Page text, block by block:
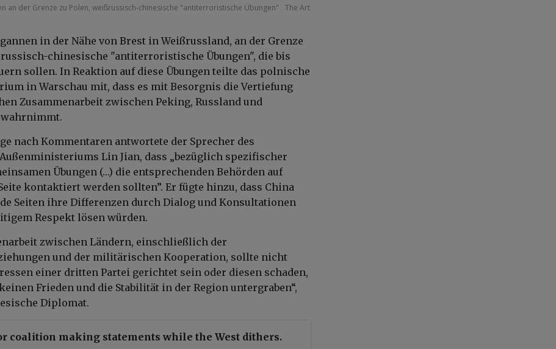
an der Grenze zu Polen, weißrussisch-chinesische "antiterroristische Übungen"
The Art
in der Nähe von Brest in Weißrussland, an der Grenze
chinesische "antiterroristische Übungen", die bis
sollen. In Reaktion auf diese Übungen teilte das polnische
in Warschau mit, dass es mit Besorgnis die Vertiefung
Zusammenarbeit zwischen Peking, Russland und
nach Kommentaren antwortete der Sprecher des
Lin Jian, dass „bezüglich spezifischer
Übungen (…) die entsprechenden Behörden auf
kontaktiert werden sollten”. Er fügte hinzu, dass China
Seiten ihre Differenzen durch Dialog und Konsultationen
Respekt lösen würden.
zwischen Ländern, einschließlich der
und der militärischen Kooperation, sollte nicht
einer dritten Partei gerichtet sein oder diesen schaden,
Frieden und die Stabilität in der Region untergraben“,
Diplomat.
coalition making statements while the West dithers.